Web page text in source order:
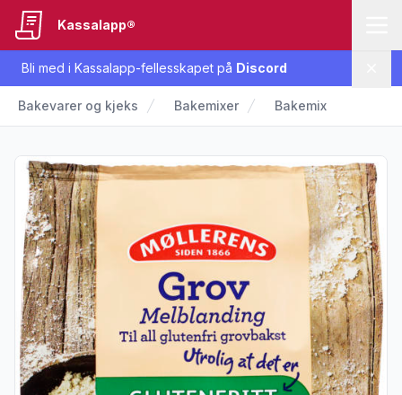
Bli med i Kassalapp-fellesskapet på Discord
Kassalapp®
Bakevarer og kjeks Bakemixer Bakemix